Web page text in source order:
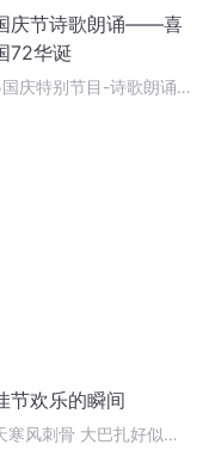
庆节诗歌朗诵——喜
72华诞
国庆特别节目-诗歌朗诵-
节欢乐的瞬间
寒风刺骨 大巴扎好似温